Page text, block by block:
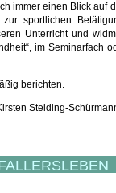
immer einen Blick auf
sportlichen
Unterricht und
im Seminarfach
berichten.
Steiding-